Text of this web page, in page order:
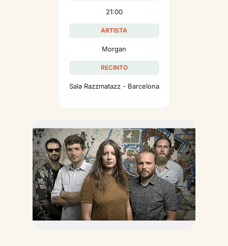
21:00
ARTISTA
Morgan
RECINTO
Sala Razzmatazz - Barcelona